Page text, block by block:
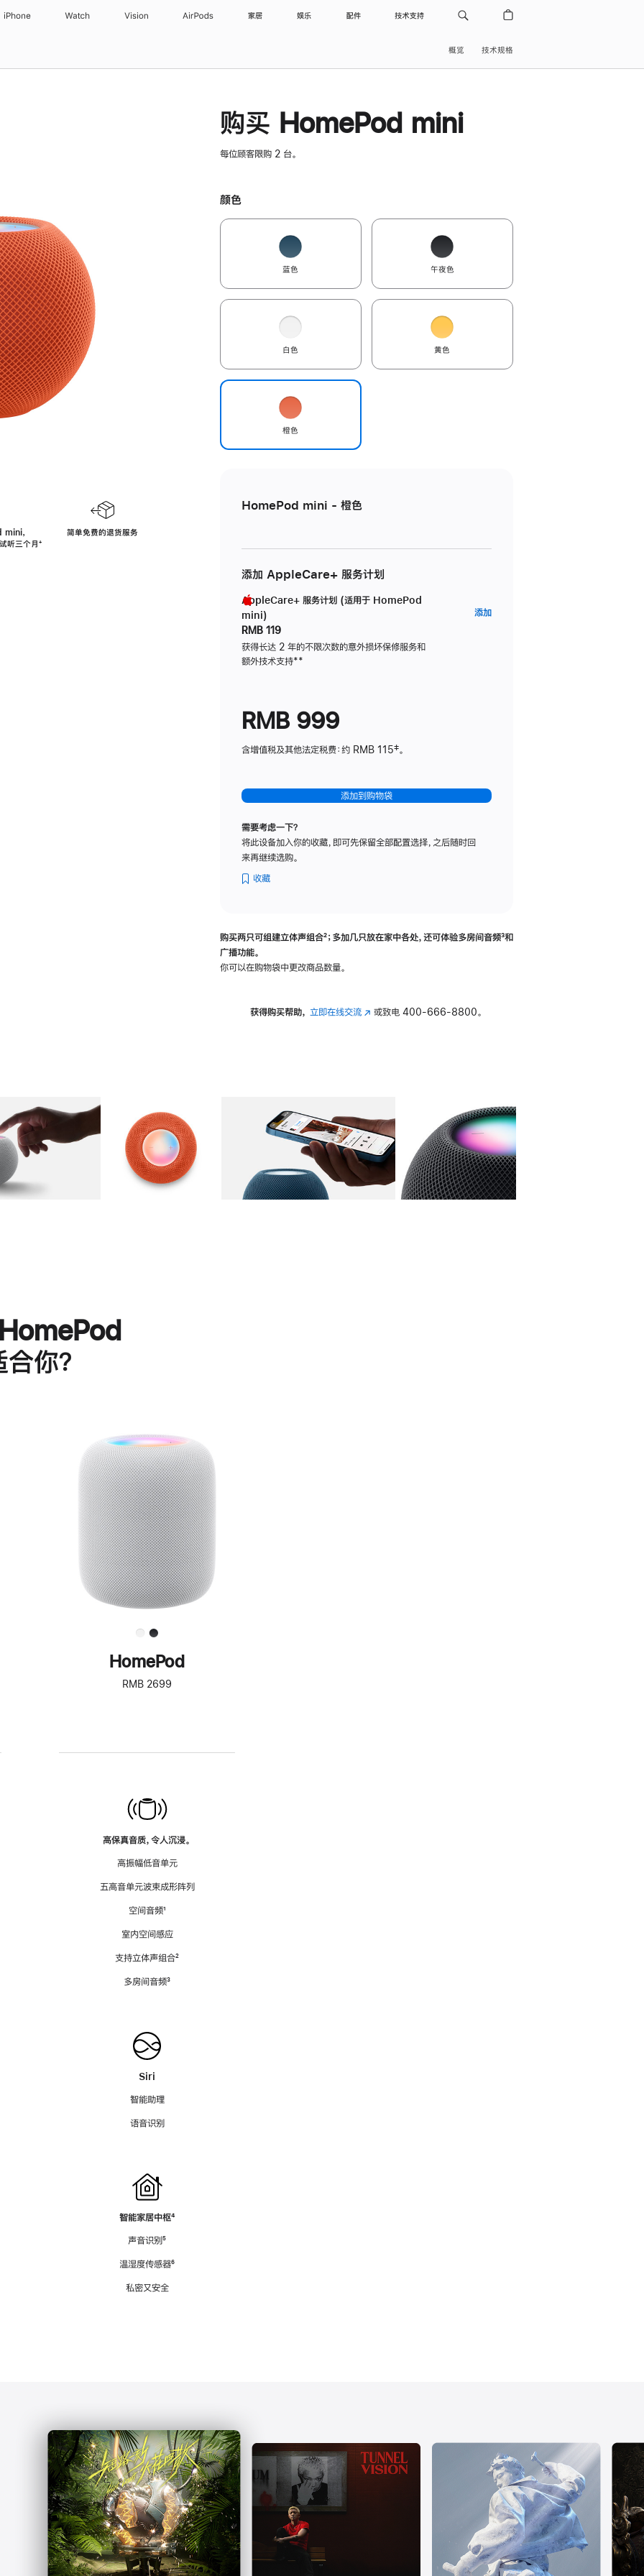
iPhone Watch Vision AirPods 家居 娱乐 配件 技术支持
概览 技术规格
，
听三个月脚
⁺
简单免费的退货服务
购买 HomePod mini
每位顾客限购 2 台。
颜色
蓝色 午夜色
白色 黄色
橙色
HomePod mini - 橙色
添加 AppleCare+ 服务计划
AppleCare+ 服务计划 (适用于 HomePod
mini)
RMB 119
获得长达 2 年的不限次数的意外损坏保修服务和
额外技术支持脚
**
添加AppleCare+
RMB 999
含增值税及其他法定税费：约 RMB 115‡。
添加到购物袋
需要考虑一下？
将此设备加入你的收藏，即可先保留全部配置选择，之后随时回
来再继续选购。
收藏
购买两只可组建立体声组合脚
²；多加几只放在家中各处，还可体验多‍房‍间音频脚
³和
广播功能。
你可以在购物袋中更改商品数量。
获得购买帮助， 立即在线交流(在 或致电 400-666-8800。
图库 图像 图库 图像 图库 图像 4 图库 图像 5
你？
进
一
步
了
解
HomePod<
HomePod
RMB 2699
高保真音质，令人沉浸。
高振幅低音单元
五高音单元波束成形阵列
空间音频脚
¹
室内空间感应
支持立体声组合脚
²
多房间音频脚
³
Siri
智能助理
语音识别
智能家居中枢脚
⁴
声音识别脚
⁵
温湿度传感器脚
⁶
私密又安全